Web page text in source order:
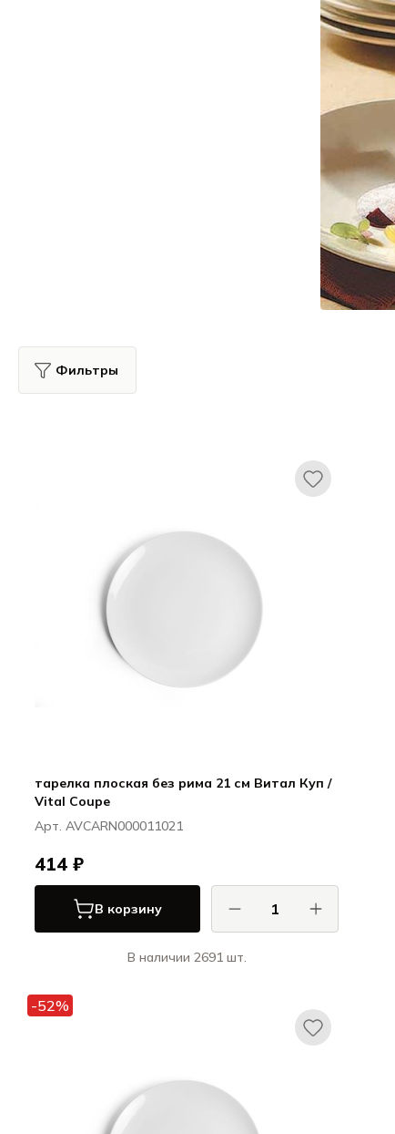
Фильтры
тарелка плоская без рима 21 см Витал Куп /
Vital Coupe
Арт. AVCARN000011021
414 ₽
В корзину
В наличии 2691 шт.
-52%